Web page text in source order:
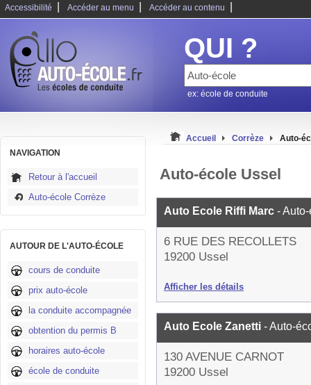
Accessibilité Accéder au menu Accéder au contenu
QUI ?
ex: école de conduite
NAVIGATION
Retour à l'accueil
Auto-école Corrèze
AUTOUR DE L'AUTO-ÉCOLE
cours de conduite
prix auto-école
la conduite accompagnée
obtention du permis B
horaires auto-école
école de conduite
Accueil Corrèze Auto-
Auto-école Ussel
Auto Ecole Riffi Marc -
6 RUE DES RECOLLETS
19200 Ussel
Afficher les détails
Auto Ecole Zanetti - Auto-
130 AVENUE CARNOT
19200 Ussel